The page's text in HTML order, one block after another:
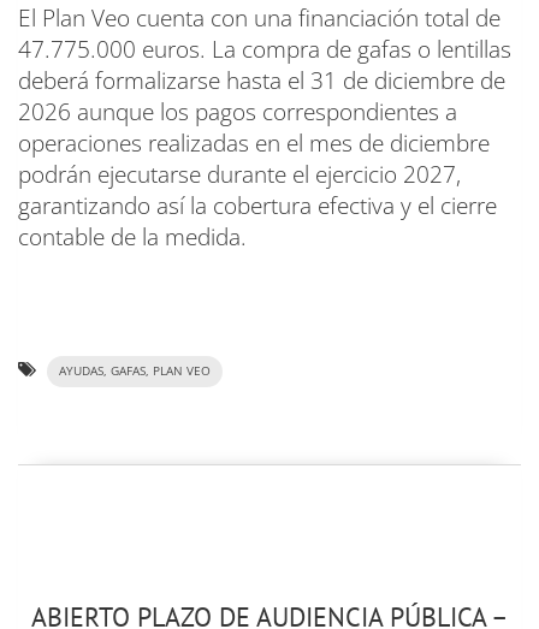
El Plan Veo cuenta con una financiación total de
47.775.000 euros. La compra de gafas o lentillas
deberá formalizarse hasta el 31 de diciembre de
2026 aunque los pagos correspondientes a
operaciones realizadas en el mes de diciembre
podrán ejecutarse durante el ejercicio 2027,
garantizando así la cobertura efectiva y el cierre
contable de la medida.
AYUDAS, GAFAS, PLAN VEO
ABIERTO PLAZO DE AUDIENCIA PÚBLICA –